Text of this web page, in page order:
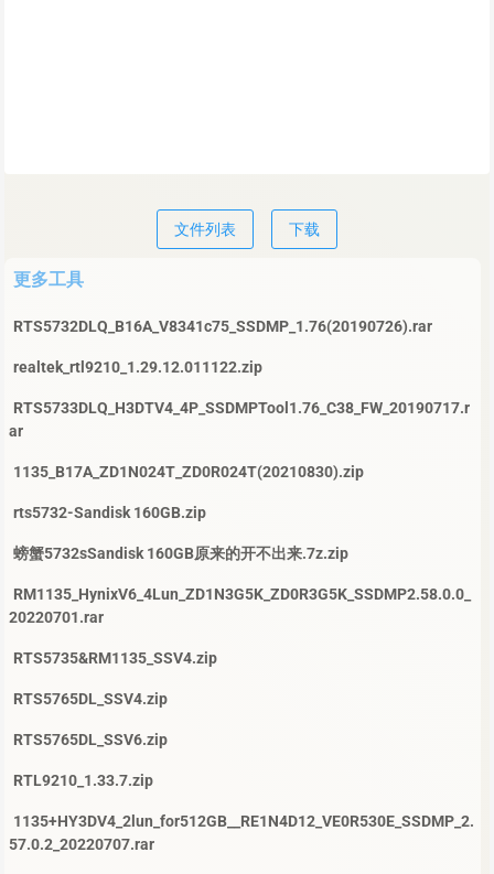
文件列表 下载
更多工具
RTS5732DLQ_B16A_V8341c75_SSDMP_1.76(20190726).rar
realtek_rtl9210_1.29.12.011122.zip
RTS5733DLQ_H3DTV4_4P_SSDMPTool1.76_C38_FW_20190717.r
ar
1135_B17A_ZD1N024T_ZD0R024T(20210830).zip
rts5732-Sandisk 160GB.zip
螃蟹5732sSandisk 160GB原来的开不出来.7z.zip
RM1135_HynixV6_4Lun_ZD1N3G5K_ZD0R3G5K_SSDMP2.58.0.0_
20220701.rar
RTS5735&RM1135_SSV4.zip
RTS5765DL_SSV4.zip
RTS5765DL_SSV6.zip
RTL9210_1.33.7.zip
1135+HY3DV4_2lun_for512GB__RE1N4D12_VE0R530E_SSDMP_2.
57.0.2_20220707.rar